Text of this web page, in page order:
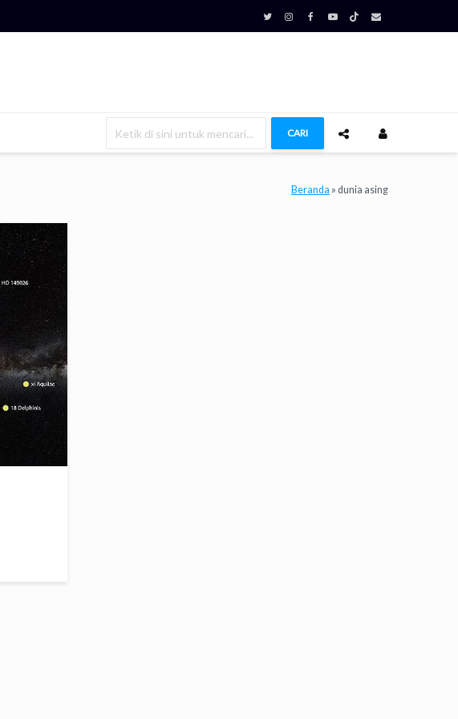
CARI
Beranda » dunia asing